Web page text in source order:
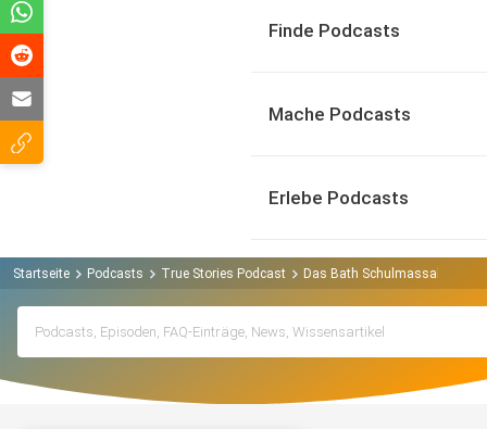
Finde Podcasts
Mache Podcasts
Erlebe Podcasts
Startseite Podcasts True Stories Podcast Das Bath Schulmassaker